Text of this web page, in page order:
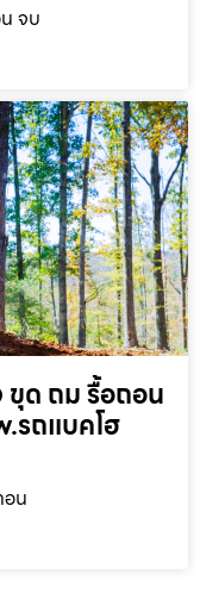
จบ
ขุด ถม รื้อถอน
รถแบคโฮ
น